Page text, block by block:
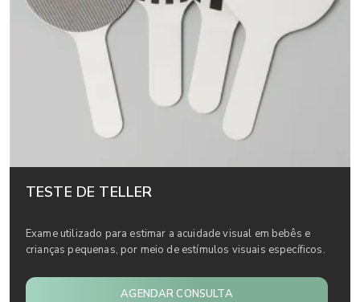
TESTE DE TELLER
Exame utilizado para estimar a acuidade visual em bebês e
crianças pequenas, por meio de estímulos visuais específicos.
AGENDAR CONSULTA